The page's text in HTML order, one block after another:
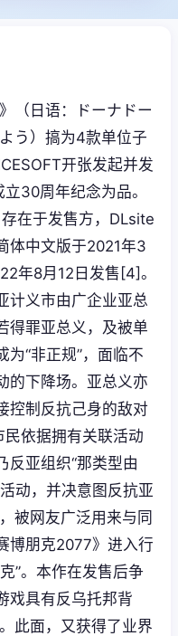
（日语：ドーナドー
う）搞为4款单位子
开张发起并发
30周年纪念为品。
在于发售方，DLsite
体中文版于2021年3
年8月12日发售[4]。
计义市由广企业亚总
得罪亚总义，及被单
“非正规”，面临不
的下降场。亚总义亦
控制反抗己身的敌对
民依据拥有关联活动
反亚组织“那类型由
动，并决意图反抗亚
被网友广泛用来与同
博朋克2077》进入行
”。本作在发售后争
戏具有反乌托邦背
此面，又获得了业界